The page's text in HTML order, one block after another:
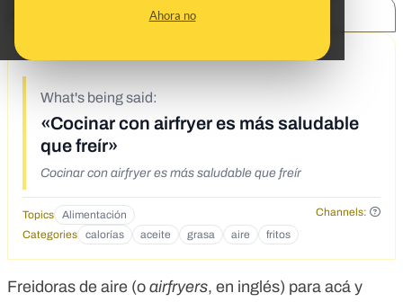
Ahora no
2/23/23
What's being said:
«Cocinar con airfryer es más saludable
que freír»
Cocinar con airfryer es más saludable que freír
Topics Alimentación
Channels:
Categories
calorías aceite grasa aire fritos
Freidoras de aire (o airfryers, en inglés) para acá y